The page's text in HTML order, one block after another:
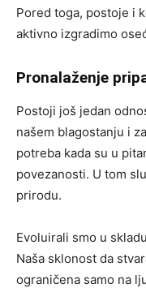
Pored toga, postoje i
aktivno izgradimo
Pronalaženje
Postoji još jedan
našem blagostanju i
potreba kada su u
povezanosti. U tom
prirodu.
Evoluirali smo u
Naša sklonost da
ograničena samo na